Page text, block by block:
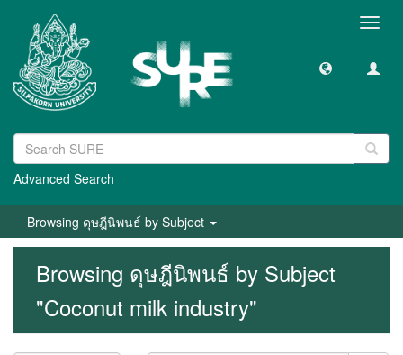
Advanced Search
Browsing ดุษฎีนิพนธ์ by Subject
Browsing ดุษฎีนิพนธ์ by Subject
"Coconut milk industry"